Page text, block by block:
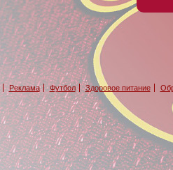
Реклама Футбол Здоровое питание